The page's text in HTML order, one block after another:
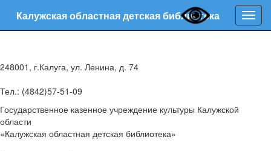
Калужская областная детская библиотека
248001, г.Калуга, ул. Ленина, д. 74
Тел.: (4842)57-51-09
Государственное казенное учреждение культуры Калужской
области
«Калужская областная детская библиотека»